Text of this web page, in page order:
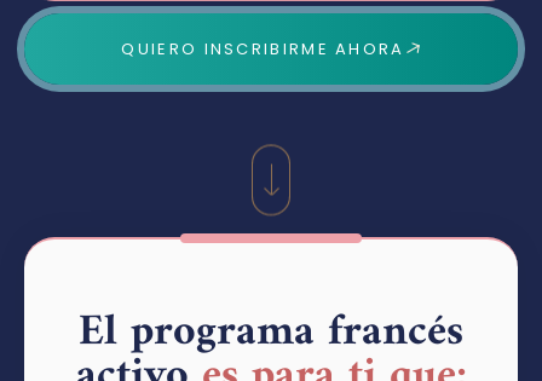
QUIERO INSCRIBIRME AHORA
El programa francés